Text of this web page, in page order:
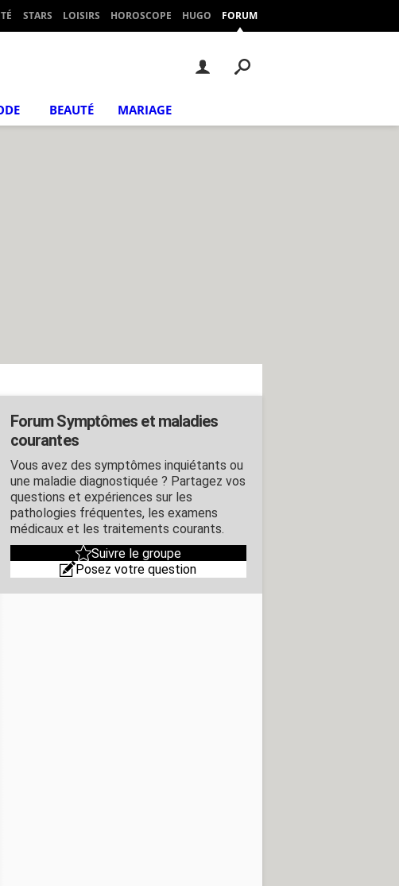
STARS LOISIRS HOROSCOPE HUGO FORUM
BEAUTÉ MARIAGE
Forum Symptômes et maladies
courantes
Vous avez des symptômes inquiétants ou
une maladie diagnostiquée ? Partagez vos
questions et expériences sur les
pathologies fréquentes, les examens
médicaux et les traitements courants.
Suivre le groupe
Posez votre question